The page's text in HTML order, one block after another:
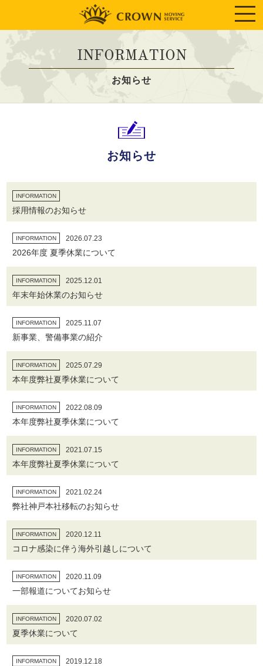
INFORMATION
お知らせ
お知らせ
INFORMATION
採用情報のお知らせ
INFORMATION 2026.07.23
2026年度 夏季休業について
INFORMATION 2025.12.01
年末年始休業のお知らせ
INFORMATION 2025.11.07
新事業、警備事業の紹介
INFORMATION 2025.07.29
本年度弊社夏季休業について
INFORMATION 2022.08.09
本年度弊社夏季休業について
INFORMATION 2021.07.15
本年度弊社夏季休業について
INFORMATION 2021.02.24
弊社神戸本社移転のお知らせ
INFORMATION 2020.12.11
コロナ感染に伴う海外引越しについて
INFORMATION 2020.11.09
一部報道についてお知らせ
INFORMATION 2020.07.02
夏季休業について
INFORMATION 2019.12.18